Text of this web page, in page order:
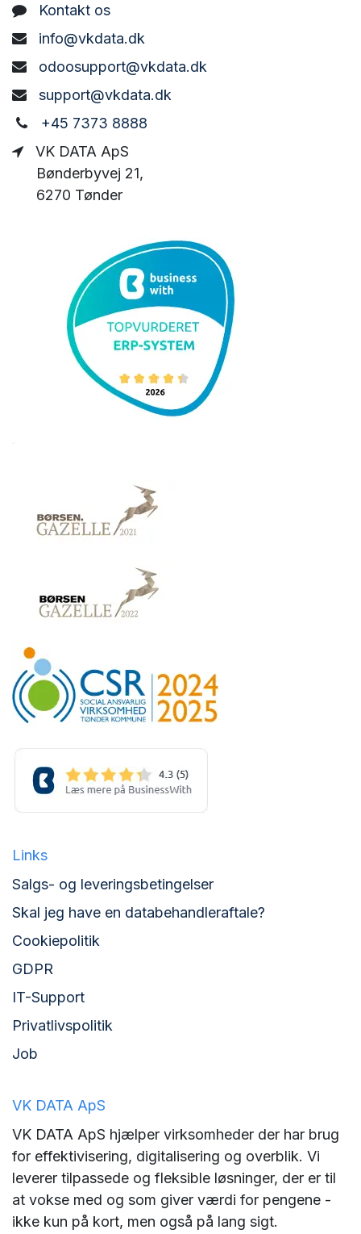
Kontakt os
info@vkdata.dk
odoosupport@vkdata.dk
support@vkdata.dk
+45 7373 8888
VK DATA ApS
Bønderbyvej 21,
6270 Tønder
Links
Salgs- og leveringsbetingelser
Skal jeg have en databehandleraftale?
Cookiepolitik
GDPR
IT-Support
Privatlivspolitik
Job
VK DATA ApS
VK DATA ApS hjælper virksomheder der har brug
for effektivisering, digitalisering og overblik. Vi
leverer tilpassede og fleksible løsninger, der er til
at vokse med og som giver værdi for pengene -
ikke kun på kort, men også på lang sigt.